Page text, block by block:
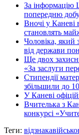
За інформацію
попередню
Вночі у Каневі
становлять
Чоловіка, який
від держави
Ще двох
«За заслуги
Стипендії
збільшили до
У Каневі
Вчителька з
конкурсі
Теги: відзнака